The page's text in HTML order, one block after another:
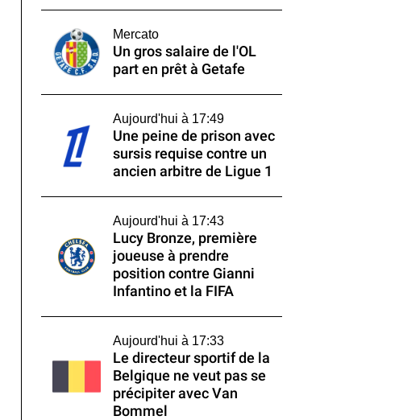
Mercato
Un gros salaire de l'OL
part en prêt à Getafe
Aujourd'hui à 17:49
Une peine de prison avec
sursis requise contre un
ancien arbitre de Ligue 1
Aujourd'hui à 17:43
Lucy Bronze, première
joueuse à prendre
position contre Gianni
Infantino et la FIFA
Aujourd'hui à 17:33
Le directeur sportif de la
Belgique ne veut pas se
précipiter avec Van
Bommel